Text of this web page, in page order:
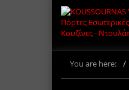
You are here: